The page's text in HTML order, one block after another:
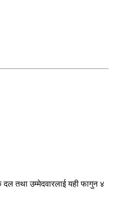
तथा उम्मेदवारलाई यही फागुन ४